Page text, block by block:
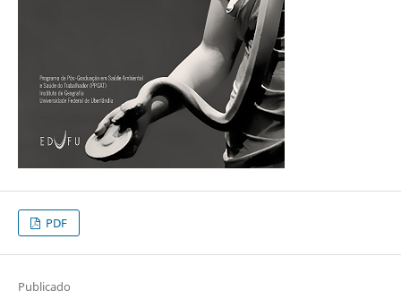
PDF
Publicado